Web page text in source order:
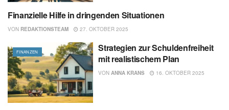
FINANZEN
Finanzielle Hilfe in dringenden Situationen
VON REDAKTIONSTEAM 27. OKTOBER 2025
FINANZEN
Strategien zur Schuldenfreiheit
mit realistischem Plan
VON ANNA KRANS 16. OKTOBER 2025